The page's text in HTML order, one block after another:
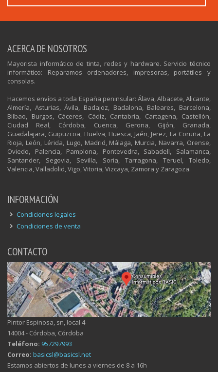
ACERCA DE NOSOTROS
Mayorista informático de tinta, redes y hardware. Servicio técnico
informático: Reparamos ordenadores, impresoras, portátiles y
consolas.
Hacemos envíos a toda España peninsular: Álava, Albacete, Alicante,
Almería, Asturias, Ávila, Badajoz, Badalona, Baleares, Barcelona,
Bilbao, Burgos, Cáceres, Cádiz, Cantabria, Cartagena, Castellón,
Ciudad Real, Córdoba, Cuenca, Gerona, Gijón, Granada,
Guadalajara, Guipuzcoa, Huelva, Huesca, Jaén, Jerez, La Coruña, La
Rioja, León, Lérida, Lugo, Madrid, Málaga, Murcia, Navarra, Orense,
Oviedo, Palencia, Pamplona, Pontevedra, Sabadell, Salamanca,
Santander, Segovia, Sevilla, Soria, Tarragona, Teruel, Toledo,
Valencia, Valladolid, Vigo, Vitoria, Vizcaya, Zamora y Zaragoza.
INFORMACIÓN
Condiciones legales
Condiciones de venta
CONTACTO
Pintor Espinosa, sn, local 4
14004 - Córdoba, Córdoba
Teléfono: 957297993
Correo: basicsl@basicsl.net
Estamos abiertos de lunes a viernes de 8 a 16h